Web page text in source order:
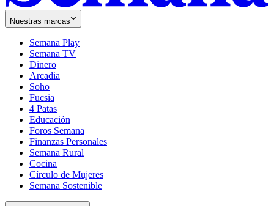
Nuestras marcas
Semana Play
Semana TV
Dinero
Arcadia
Soho
in
new
window
Fucsia
in
new
window
4 Patas
Educación
Foros Semana
Finanzas Personales
Semana Rural
Cocina
Círculo de Mujeres
Semana Sostenible